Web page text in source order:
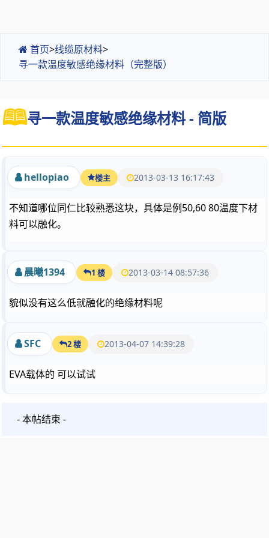
首页>线缆原材料>
寻一款温度敏感绝缘材料（完整版）
寻一款温度敏感绝缘材料 - 简版
hellopiao 楼主 2013-03-13 16:17:43
不知道哪位同仁比较熟悉这块，具体是例50,60 80温度下材
料可以融化。
晨曦1394 1 楼 2013-03-14 08:57:36
貌似没有这么低就融化的绝缘材料呢
SFC 2 楼 2013-04-07 14:39:28
EVA载体的 可以试试
- 本帖结束 -